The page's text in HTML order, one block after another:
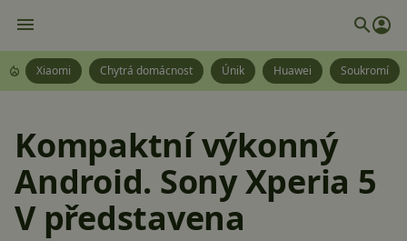
Xiaomi Chytrá domácnost Únik Huawei Soukromí
Kompaktní výkonný
Android. Sony Xperia 5
V představena